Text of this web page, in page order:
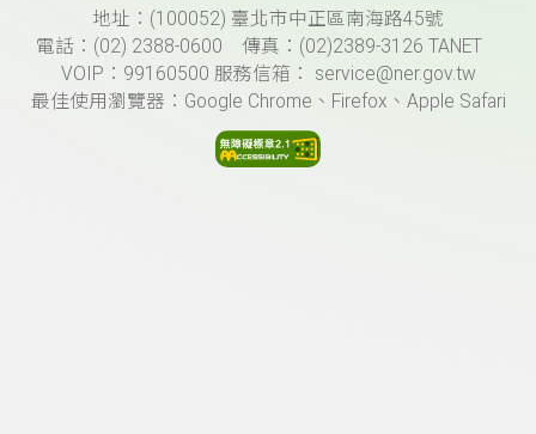
頁尾資訊地址：(100052) 臺北市中正區南海路45號
電話：(02) 2388-0600 傳真：(02)2389-3126 TANET
VOIP：99160500 服務信箱： service@ner.gov.tw
最佳使用瀏覽器：Google Chrome、Firefox、Apple Safari